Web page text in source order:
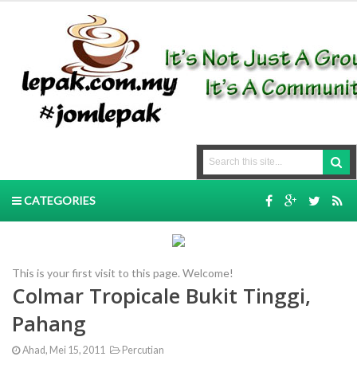
CATEGORIES
This is your first visit to this page. Welcome!
Colmar Tropicale Bukit Tinggi,
Pahang
Ahad, Mei 15, 2011 Percutian